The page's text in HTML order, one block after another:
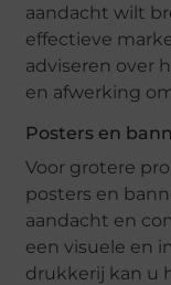
aandacht wilt
effectieve
adviseren over
en afwerking
Posters en
Voor grotere
posters en
aandacht en
een visuele en
drukkerij kan u